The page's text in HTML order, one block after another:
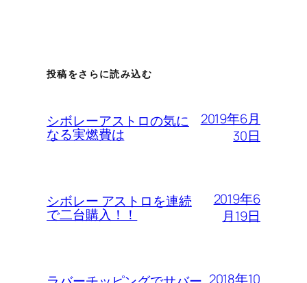
投稿をさらに読み込む
シボレーアストロの気に
なる実燃費は
2019年6月
30日
シボレー アストロを連続
で二台購入！！
2019年6
月19日
2018年10